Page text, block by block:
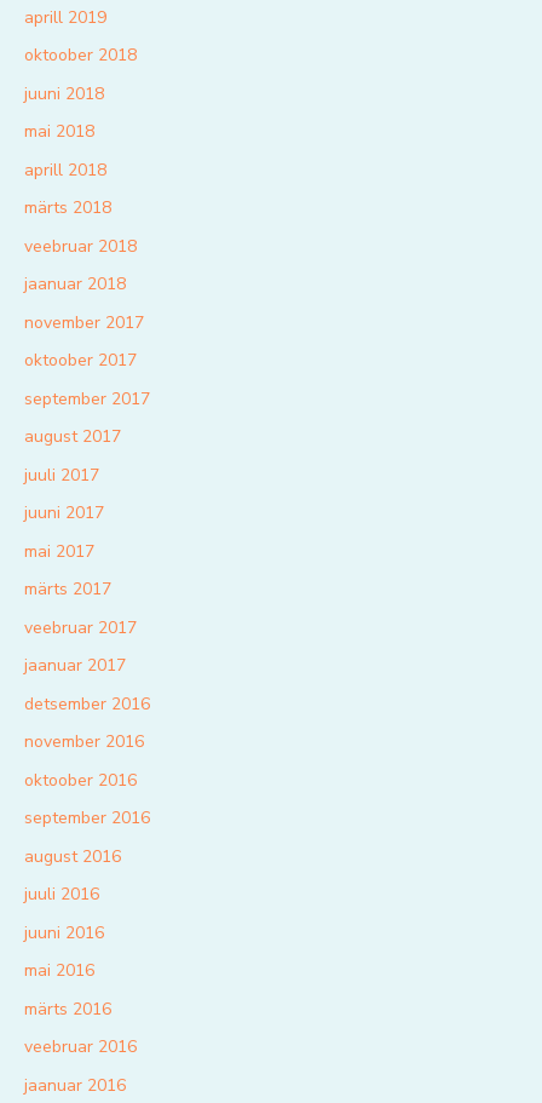
aprill 2019
oktoober 2018
juuni 2018
mai 2018
aprill 2018
märts 2018
veebruar 2018
jaanuar 2018
november 2017
oktoober 2017
september 2017
august 2017
juuli 2017
juuni 2017
mai 2017
märts 2017
veebruar 2017
jaanuar 2017
detsember 2016
november 2016
oktoober 2016
september 2016
august 2016
juuli 2016
juuni 2016
mai 2016
märts 2016
veebruar 2016
jaanuar 2016